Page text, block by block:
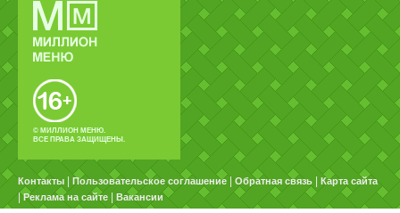
© МИЛЛИОН МЕНЮ.
ВСЕ ПРАВА ЗАЩИЩЕНЫ.
Контакты Пользовательское соглашение Обратная связь Карта сайта
|Реклама на сайте Вакансии